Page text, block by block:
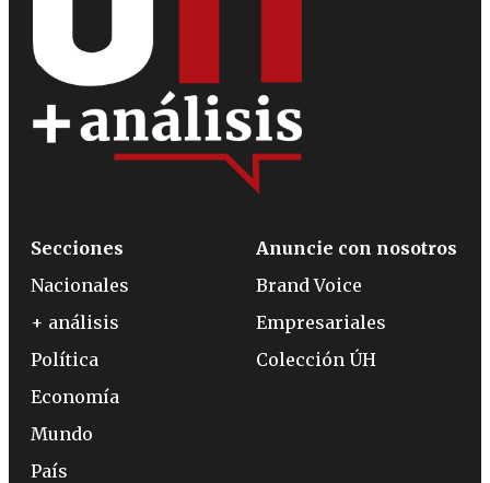
Secciones
Nacionales
+ análisis
Política
Economía
Mundo
País
Anuncie con nosotros
Brand Voice
Empresariales
Colección ÚH